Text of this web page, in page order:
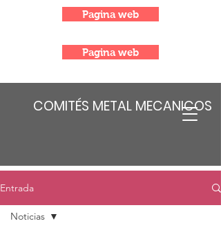
COMITÉS METAL MECANICOS
Pagina web
Pagina web
Entrada
Noticias